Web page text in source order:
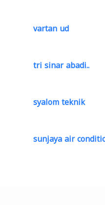
vartan ud
tri sinar abadi..
syalom teknik
sunjaya air